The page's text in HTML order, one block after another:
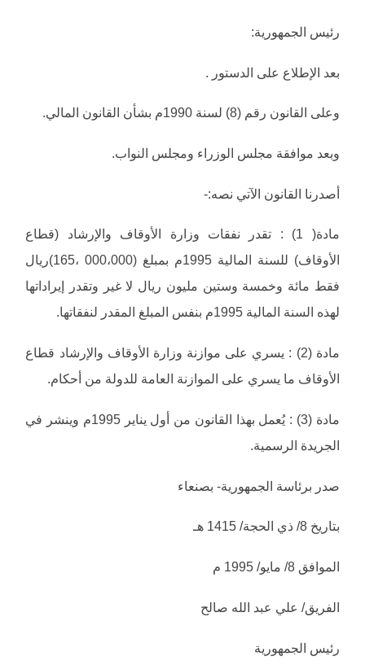
رئيس الجمهورية:
بعد الإطلاع على الدستور .
وعلى القانون رقم (8) لسنة 1990م بشأن القانون المالي.
وبعد موافقة مجلس الوزراء ومجلس النواب.
أصدرنا القانون الآتي نصه:-
مادة( 1) : تقدر نفقات وزارة الأوقاف والإرشاد (قطاع
الأوقاف) للسنة المالية 1995م بمبلغ (000،000 ،165)ريال
فقط مائة وخمسة وستين مليون ريال لا غير وتقدر إيراداتها
لهذه السنة المالية 1995م بنفس المبلغ المقدر لنفقاتها.
مادة (2) : يسري على موازنة وزارة الأوقاف والإرشاد قطاع
الأوقاف ما يسري على الموازنة العامة للدولة من أحكام.
مادة (3) : يُعمل بهذا القانون من أول يناير 1995م وينشر في
الجريدة الرسمية.
صدر برئاسة الجمهورية- بصنعاء
بتاريخ 8/ ذي الحجة/ 1415 هـ
الموافق 8/ مايو/ 1995 م
الفريق/ علي عبد الله صالح
رئيس الجمهورية